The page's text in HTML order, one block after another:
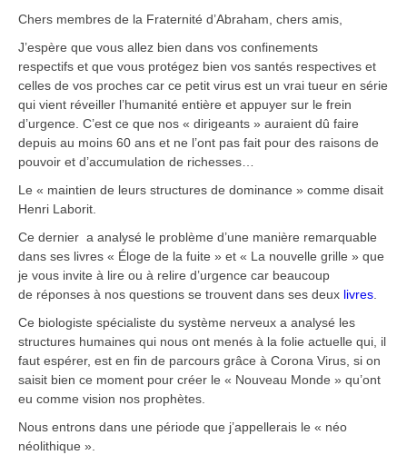
Chers membres de la Fraternité d’Abraham, chers amis,
J’espère que vous allez bien dans vos confinements
respectifs et que vous protégez bien vos santés respectives et
celles de vos proches car ce petit virus est un vrai tueur en série
qui vient réveiller l’humanité entière et appuyer sur le frein
d’urgence. C’est ce que nos « dirigeants » auraient dû faire
depuis au moins 60 ans et ne l’ont pas fait pour des raisons de
pouvoir et d’accumulation de richesses…
Le « maintien de leurs structures de dominance » comme disait
Henri Laborit.
Ce dernier a analysé le problème d’une manière remarquable
dans ses livres « Éloge de la fuite » et « La nouvelle grille » que
je vous invite à lire ou à relire d’urgence car beaucoup
de réponses à nos questions se trouvent dans ses deux livres
Ce biologiste spécialiste du système nerveux a analysé les
structures humaines qui nous ont menés à la folie actuelle qui, il
faut espérer, est en fin de parcours grâce à Corona Virus, si on
saisit bien ce moment pour créer le « Nouveau Monde » qu’ont
eu comme vision nos prophètes.
Nous entrons dans une période que j’appellerais le « néo
néolithique ».